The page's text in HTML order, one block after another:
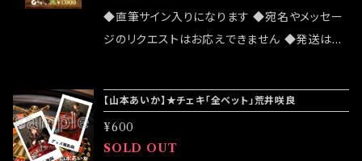
◆直筆サイン入りになります ◆宛名やメッセー
ジのリクエストはお応えできません ◆発送はラ
実にお手にしたいお客様はこちらのオンラインシ
ョップでのご注文をお願い致します ◆発送は20
23/08/19 イベント「大感謝祭」後になります
【山本あいか】★チェキ「全ベット」荒井咲良
¥600
SOLD OUT